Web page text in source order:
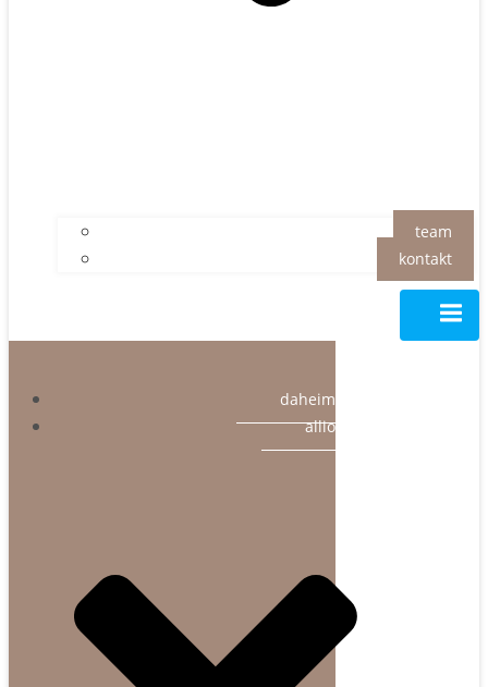
team
kontakt
daheim
allio